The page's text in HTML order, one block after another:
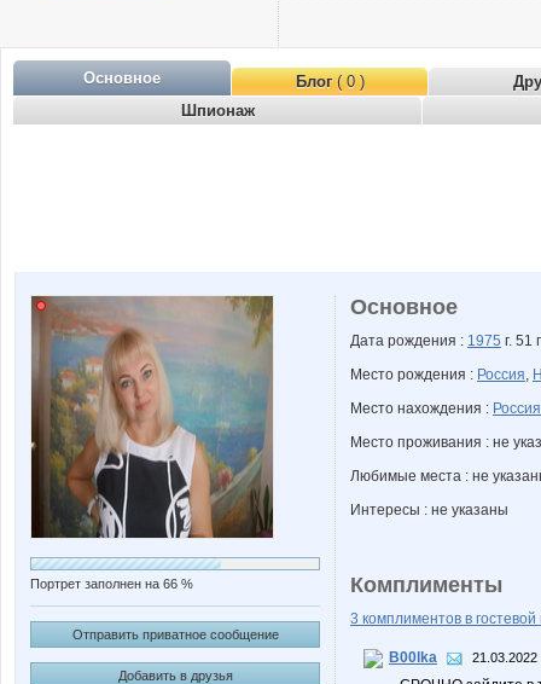
Основное Блог( 0 )
Шпионаж
Портрет заполнен на 66 %
Отправить приватное сообщение
Добавить в друзья
Основное
Дата рождения : 1975 г. 51
Место рождения : Россия,
Место нахождения : Россия
Место проживания : не
Любимые места : не
Интересы : не указаны
Комплименты
3 комплиментов в гостевой
B00lka 21.03.2022